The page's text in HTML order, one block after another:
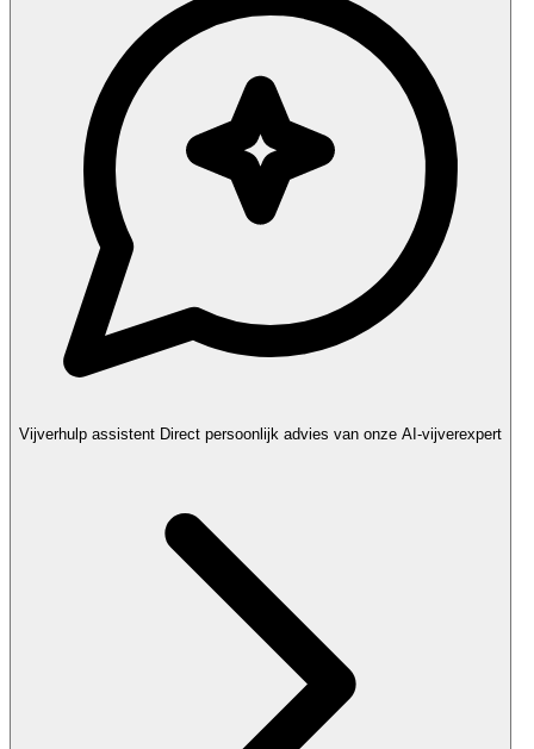
Vijverhulp assistent Direct persoonlijk advies van onze AI-vijverexpert